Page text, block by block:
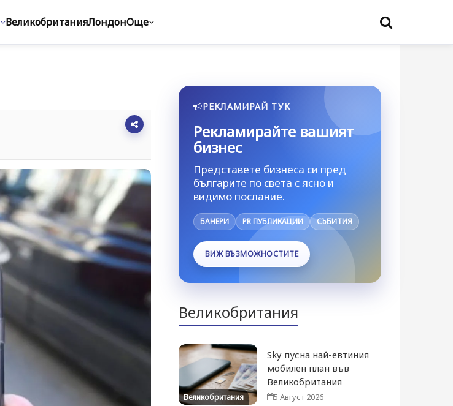
ВеликобританияЛондонОще
РЕКЛАМИРАЙ ТУК
Рекламирайте вашият
бизнес
Представете бизнеса си пред
българите по света с ясно и
видимо послание.
БАНЕРИ PR ПУБЛИКАЦИИ СЪБИТИЯ
ВИЖ ВЪЗМОЖНОСТИТЕ
Великобритания
Великобритания
Sky пусна най-евтиния
мобилен план във
Великобритания
5 Август 2026